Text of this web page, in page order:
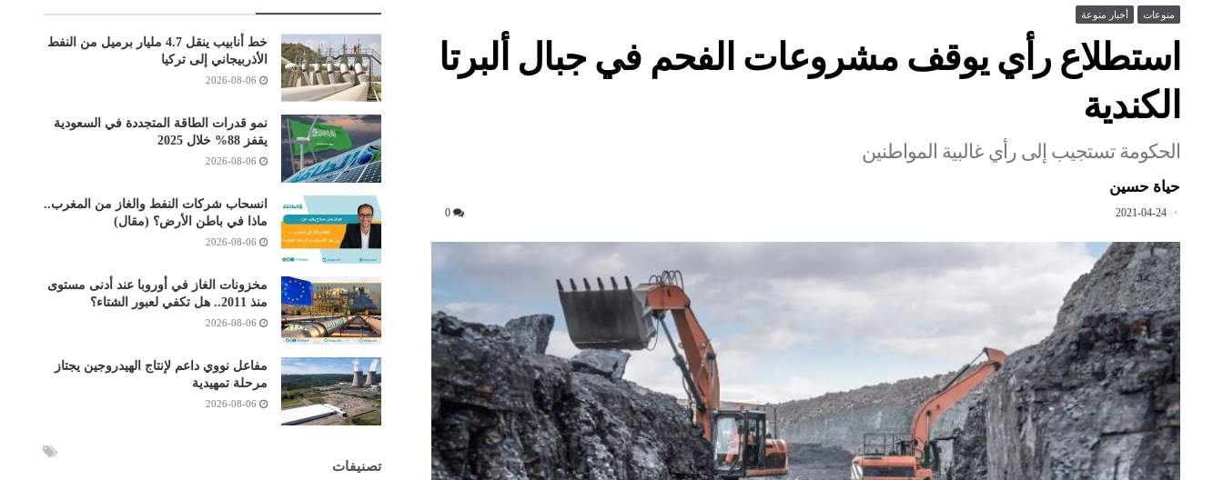
منوعات أخبار منوعة
استطلاع رأي يوقف مشروعات الفحم في جبال ألبرتا
الكندية
الحكومة تستجيب إلى رأي غالبية المواطنين
حياة حسين
2021-04-24
0
خط أنابيب ينقل 4.7 مليار برميل من النفط
الأذربيجاني إلى تركيا
2026-08-06
نمو قدرات الطاقة المتجددة في السعودية
يقفز 88% خلال 2025
2026-08-06
انسحاب شركات النفط والغاز من المغرب..
ماذا في باطن الأرض؟ (مقال)
2026-08-06
مخزونات الغاز في أوروبا عند أدنى مستوى
منذ 2011.. هل تكفي لعبور الشتاء؟
2026-08-06
مفاعل نووي داعم لإنتاج الهيدروجين يجتاز
مرحلة تمهيدية
2026-08-06
تصنيفات